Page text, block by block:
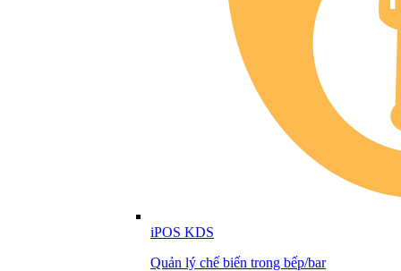
iPOS KDS
Quản lý chế biến trong bếp/bar